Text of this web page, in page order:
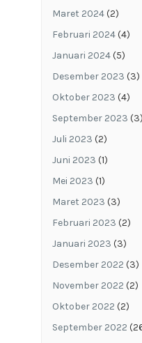
Maret 2024(2)
Februari 2024(4)
Januari 2024(5)
Desember 2023 (3)
Oktober 2023 (4)
September 2023 (3)
Juli 2023 (2)
Juni 2023 (1)
Mei 2023 (1)
Maret 2023 (3)
Februari 2023 (2)
Januari 2023 (3)
Desember 2022 (3)
November 2022 (2)
Oktober 2022 (2)
September 2022